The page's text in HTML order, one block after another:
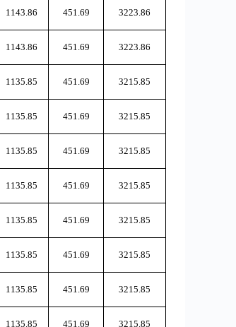
1143.86 451.69 3223.86
1143.86 451.69 3223.86
1135.85 451.69 3215.85
1135.85 451.69 3215.85
1135.85 451.69 3215.85
1135.85 451.69 3215.85
1135.85 451.69 3215.85
1135.85 451.69 3215.85
1135.85 451.69 3215.85
1135.85 451.69 3215.85